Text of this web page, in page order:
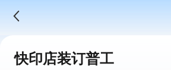
快印店装订普工